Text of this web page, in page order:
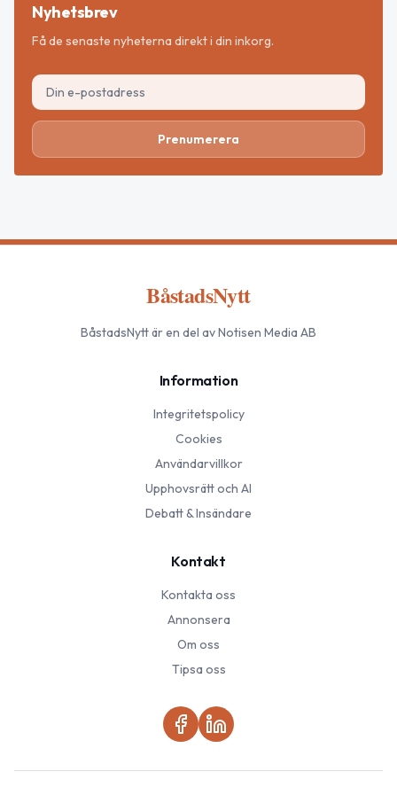
Nyhetsbrev
Få de senaste nyheterna direkt i din inkorg.
Prenumerera
BåstadsNytt
BåstadsNyttär en del av Notisen Media AB
Information
Integritetspolicy
Cookies
Användarvillkor
Upphovsrätt och AI
Debatt & Insändare
Kontakt
Kontakta oss
Annonsera
Om oss
Tipsa oss